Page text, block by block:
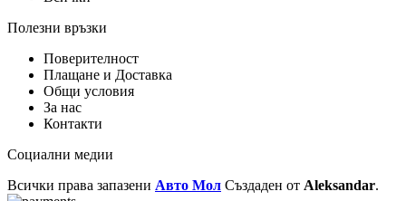
Полезни връзки
Поверителност
Плащане и Доставка
Общи условия
За нас
Контакти
Социални медии
Всички права запазени Авто Мол Създаден от Aleksandar.